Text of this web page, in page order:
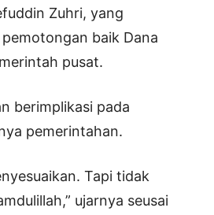
Zuhri, yang
baik Dana
pusat.
berimplikasi pada
pemerintahan.
Tapi tidak
ujarnya seusai